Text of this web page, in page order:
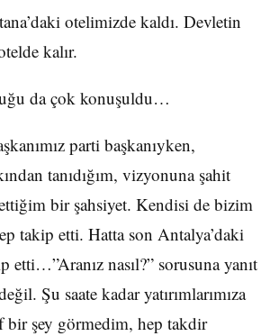
otelimizde kaldı. Devletin
kalır.
da çok konuşuldu…
parti başkanıyken,
tanıdığım, vizyonuna şahit
bir şahsiyet. Kendisi de bizim
takip etti. Hatta son Antalya’daki
etti…”Aranız nasıl?” sorusuna yanıt
Şu saate kadar yatırımlarımıza
bir şey görmedim, hep takdir